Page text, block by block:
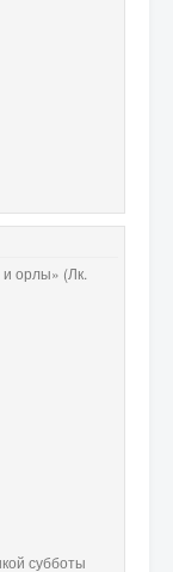
и орлы» (Лк.
субботы